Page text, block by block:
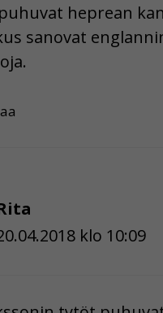
heprean
sanovat
klo 10:09